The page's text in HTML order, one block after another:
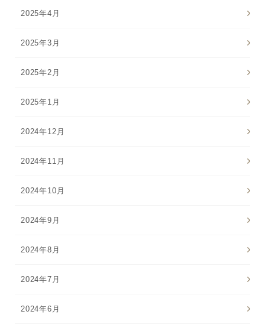
2025年4月
2025年3月
2025年2月
2025年1月
2024年12月
2024年11月
2024年10月
2024年9月
2024年8月
2024年7月
2024年6月